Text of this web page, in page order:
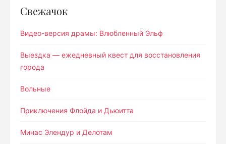
Свежачок
Видео-версия драмы: Влюбленный Эльф
Выездка — ежедневный квест для восстановления
города
Вольные
Приключения Флойда и Дьюитта
Минас Элендур и Делотам